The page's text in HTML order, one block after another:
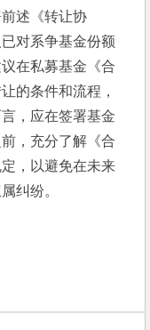
述《转让协
对系争基金份额
在私募基金《合
的条件和流程，
，应在签署基金
，充分了解《合
，以避免在未来
纠纷。